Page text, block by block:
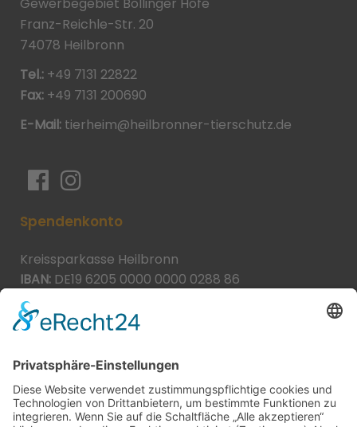
Gewerbegebiet Böllinger Höfe
Franz-Reichle-Str. 20
74078 Heilbronn
Tel.: +49 7131 22822
Fax: +49 7131 200690
E-Mail: tierheim@heilbronner-tierschutz.de
Spendenkonto
Kreissparkasse Heilbronn
IBAN: DE19 6205 0000 0000 0288 86
BIC:
Spende direkt via PayPal
JETZT SPENDEN